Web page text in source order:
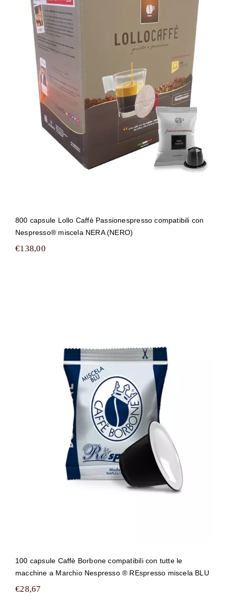
800 capsule Lollo Caffè
Passionespresso compatibili con
Nespresso® miscela NERA (NERO)
800 capsule Lollo Caffè Passionespresso compatibili con
Nespresso® miscela NERA (NERO)
€138,00
100 capsule Caffè Borbone compatibili
con tutte le macchine a Marchio
Nespresso ® REspresso miscela BLU
100 capsule Caffè Borbone compatibili con tutte le
macchine a Marchio Nespresso ® REspresso miscela BLU
€28,67